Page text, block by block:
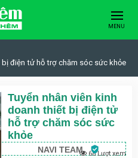
MENU
bị điện tử hỗ trợ chăm sóc sức khỏe
Tuyển nhân viên kinh
doanh thiết bị điện tử
hỗ trợ chăm sóc sức
khỏe
NAVI TEAM 68 Lượt xem